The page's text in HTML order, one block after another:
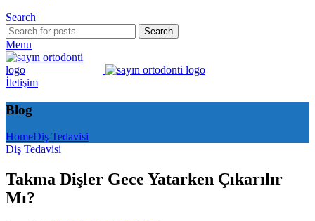
Search
Search
Menu
İletişim
Blog
HomeDiş Tedavisi
Diş Tedavisi
Takma Dişler Gece Yatarken Çıkarılır
Mı?